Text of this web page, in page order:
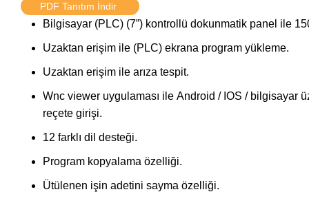
PDF Tanıtım İndir
Bilgisayar (PLC) (7”) kontrollü dokunmatik panel ile
Uzaktan erişim ile (PLC) ekrana program yükleme.
Uzaktan erişim ile arıza tespit.
Wnc viewer uygulaması ile Android / IOS / bilgisayar
reçete girişi.
12 farklı dil desteği.
Program kopyalama özelliği.
Ütülenen işin adetini sayma özelliği.